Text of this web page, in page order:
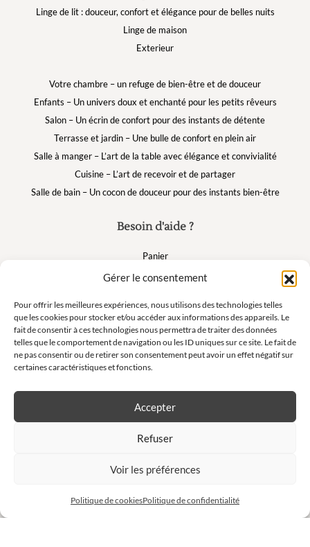
Gérer le consentement
Pour offrir les meilleures expériences, nous utilisons des technologies telles
que les cookies pour stocker et/ou accéder aux informations des appareils. Le
fait de consentir à ces technologies nous permettra de traiter des données
telles que le comportement de navigation ou les ID uniques sur ce site. Le fait de
ne pas consentir ou de retirer son consentement peut avoir un effet négatif sur
certaines caractéristiques et fonctions.
Accepter
Refuser
Voir les préférences
Politique de cookiesPolitique de confidentialité
Besoin d'aide ?
Panier
FAQ
Suivez nous
Linge de lit : douceur, confort et élégance pour de belles nuits
Linge de maison
Exterieur
Votre chambre – un refuge de bien-être et de douceur
Enfants – Un univers doux et enchanté pour les petits rêveurs
Salon – Un écrin de confort pour des instants de détente
Terrasse et jardin – Une bulle de confort en plein air
Salle à manger – L’art de la table avec élégance et convivialité
Cuisine – L’art de recevoir et de partager
Salle de bain – Un cocon de douceur pour des instants bien-être
Newsletter
Ne manquez pas nos offres exclusives et nos ventes privées !
S'inscrire à la newsletter